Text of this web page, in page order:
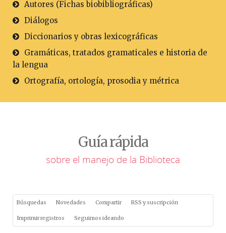
Autores (Fichas biobibliográficas)
Diálogos
Diccionarios y obras lexicográficas
Gramáticas, tratados gramaticales e historia de
la lengua
Ortografía, ortología, prosodia y métrica
Guía rápida
sobre el manejo de la Biblioteca
Búsquedas Novedades Compartir RSS y suscripción
Imprimir registros Seguimos ideando